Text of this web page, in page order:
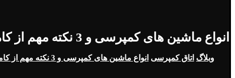
انواع ماشین های کمپرسی و 3 نکته مهم از کامیون کمپرسی!
وبلاگ اتاق کمپرسی انواع ماشین های کمپرسی و 3 نکته مهم از کامیون کمپرسی!